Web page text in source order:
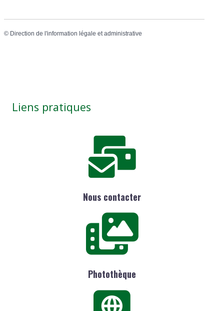
© Direction de l'information légale et administrative
Liens pratiques
Nous contacter
Photothèque